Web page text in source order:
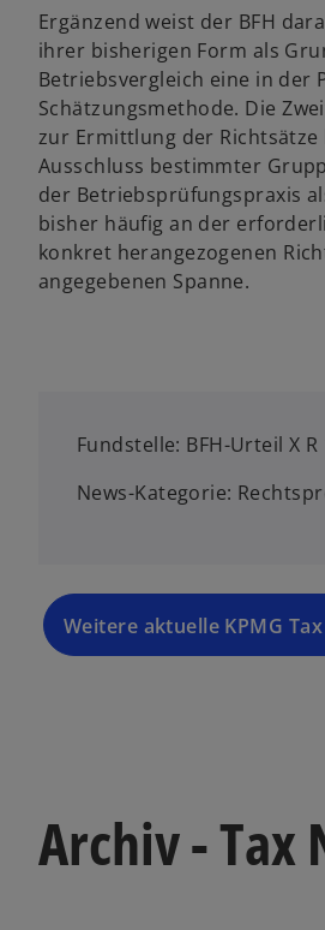
Ergänzend weist der BFH
ihrer bisherigen Form als
Betriebsvergleich eine in der
Schätzungsmethode. Die
zur Ermittlung der
Ausschluss bestimmter
der Betriebsprüfungspraxis
bisher häufig an der
konkret herangezogenen
angegebenen Spanne.
Fundstelle: BFH-Urteil X R
News-Kategorie:
Weitere aktuelle KPMG
Archiv - Tax